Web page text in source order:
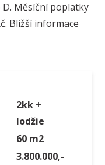
Měsíční poplatky
Bližší informace
2kk +
lodžie
60 m2
3.800.000,-